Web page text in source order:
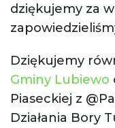
dziękujemy za
Dziękujemy
Gminy Lubiewo
Piaseckiej z
Działania Bory